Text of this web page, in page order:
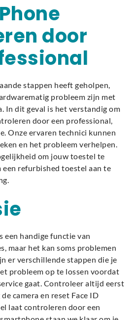
door
stappen heeft geholpen,
probleem zijn met
In dit geval is het verstandig om
door een professional,
Onze ervaren technici kunnen
en het probleem verhelpen.
om jouw toestel te
een refurbished toestel aan te
een handige functie van
maar het kan soms problemen
er verschillende stappen die je
probleem op te lossen voordat
gaat. Controleer altijd eerst
camera en reset Face ID
laat controleren door een